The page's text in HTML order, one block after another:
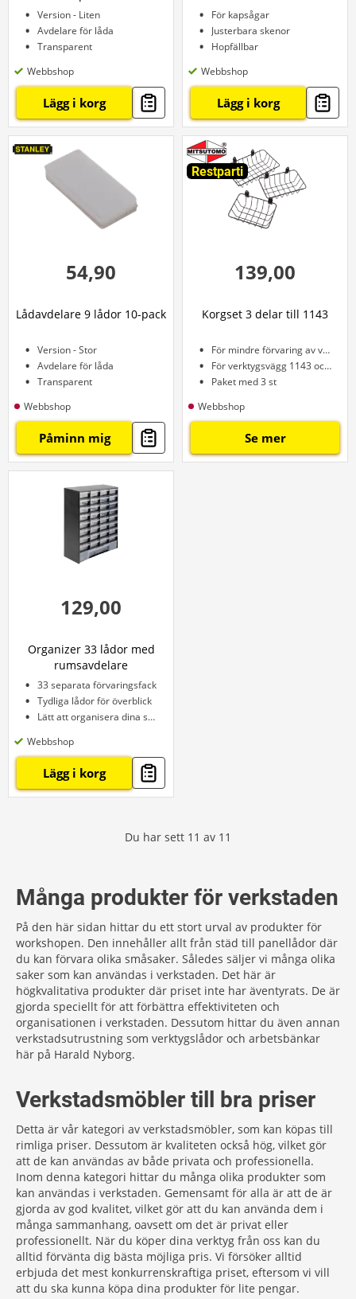
Version - Liten
Avdelare för låda
Transparent
Webbshop
Lägg i korg
För kapsågar
Justerbara skenor
Hopfällbar
Webbshop
Lägg i korg
54,90
Lådavdelare 9 lådor 10-pack
Version - Stor
Avdelare för låda
Transparent
Webbshop
Påminn mig
Restparti
139,00
Korgset 3 delar till 1143
För mindre förvaring av verktyg
För verktygsvägg 1143 och 1418
Paket med 3 st
Webbshop
Se mer
129,00
Organizer 33 lådor med
rumsavdelare
33 separata förvaringsfack
Tydliga lådor för överblick
Lätt att organisera dina små föremål
Webbshop
Lägg i korg
Du har sett 11 av 11
Många produkter för verkstaden
På den här sidan hittar du ett stort urval av produkter för
workshopen. Den innehåller allt från städ till panellådor där
du kan förvara olika småsaker. Således säljer vi många olika
saker som kan användas i verkstaden. Det här är
högkvalitativa produkter där priset inte har äventyrats. De är
gjorda speciellt för att förbättra effektiviteten och
organisationen i verkstaden. Dessutom hittar du även annan
verkstadsutrustning som verktygslådor och arbetsbänkar
här på Harald Nyborg.
Verkstadsmöbler till bra priser
Detta är vår kategori av verkstadsmöbler, som kan köpas till
rimliga priser. Dessutom är kvaliteten också hög, vilket gör
att de kan användas av både privata och professionella.
Inom denna kategori hittar du många olika produkter som
kan användas i verkstaden. Gemensamt för alla är att de är
gjorda av god kvalitet, vilket gör att du kan använda dem i
många sammanhang, oavsett om det är privat eller
professionellt. När du köper dina verktyg från oss kan du
alltid förvänta dig bästa möjliga pris. Vi försöker alltid
erbjuda det mest konkurrenskraftiga priset, eftersom vi vill
att du ska kunna köpa dina produkter för lite pengar.